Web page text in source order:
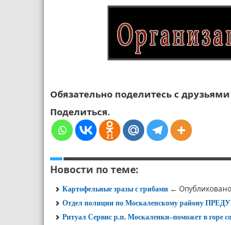
Обязательно поделитесь с
Поделиться.
21
Новости по теме:
Картофельные зразы с грибами ←
Отдел полиции по Москаленскому району
Ритуал Сервис р.п. Москаленки‒поможет в горе